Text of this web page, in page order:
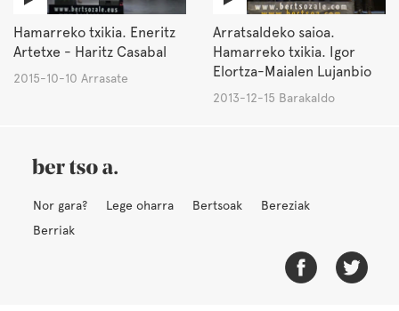
Hamarreko txikia. Eneritz
Artetxe - Haritz Casabal
2015-10-10 Arrasate
Arratsaldeko saioa.
Hamarreko txikia. Igor
Elortza-Maialen Lujanbio
2013-12-15 Barakaldo
Nor gara? Lege oharra Bertsoak
Bereziak
Berriak